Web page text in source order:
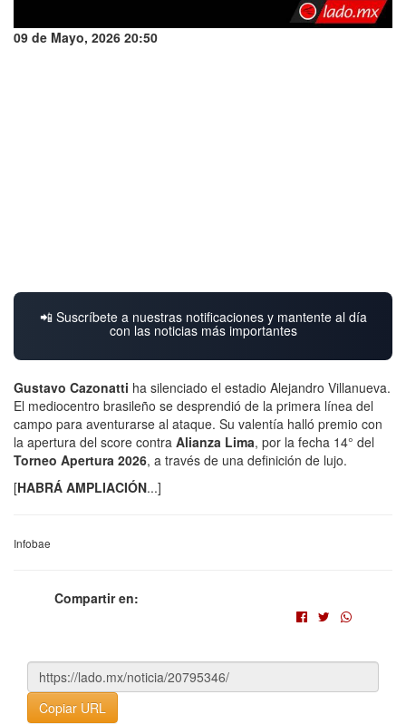
09 de Mayo, 2026 20:50
📲 Suscríbete a nuestras notificaciones y mantente al día
con las noticias más importantes
Gustavo Cazonatti ha silenciado el estadio Alejandro Villanueva.
El mediocentro brasileño se desprendió de la primera línea del
campo para aventurarse al ataque. Su valentía halló premio con
la apertura del score contra Alianza Lima, por la fecha 14° del
Torneo Apertura 2026, a través de una definición de lujo.
[HABRÁ AMPLIACIÓN...]
Infobae
Compartir en:
Copiar URL